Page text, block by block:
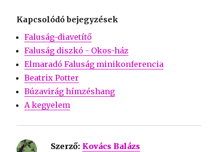
Kapcsolódó bejegyzések
Faluság-diavetítő
Faluság diszkó - Okos-ház
Elmaradó Faluság minikonferencia
Beatrix Potter
Búzavirág hímzéshang
A kegyelem
Szerző: Kovács Balázs